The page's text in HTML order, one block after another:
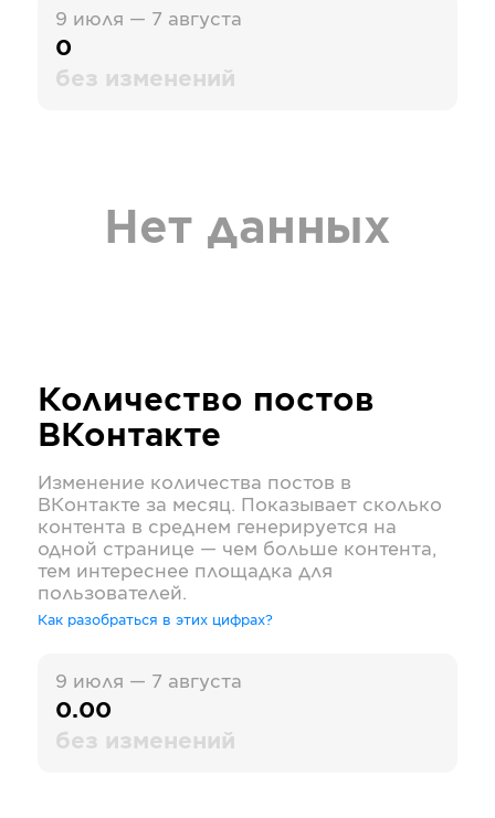
9 июля — 7 августа
0
без изменений
Нет данных
Количество постов
ВКонтакте
Изменение количества постов в
ВКонтакте за месяц. Показывает сколько
контента в среднем генерируется на
одной странице — чем больше контента,
тем интереснее площадка для
пользователей.
Как разобраться в этих цифрах?
9 июля — 7 августа
0.00
без изменений